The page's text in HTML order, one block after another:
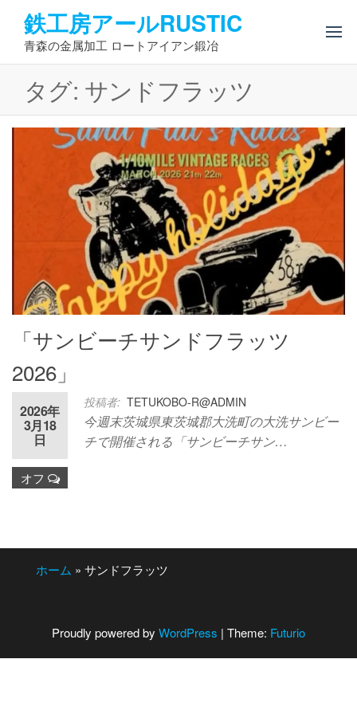
ン
鉄工房アールRUSTIC
青森の金属加工 ロートアイアン鍛冶
タグ: サンドフラッツ
「サンビーチサンドフラッツ
2026」
投稿者: TETUKOBO-R@ADMIN
2026年
3月18
日
オフ
今週末茨城県東茨城郡大洗町の大洗サンビー
チで開催される「サンビーチサン…
ホーム » サンドフラッツ
Proudly powered by WordPress | Theme: Futurio